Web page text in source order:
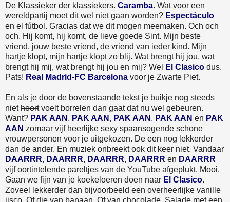
De Klassieker der klassiekers. Caramba. Wat voor een
wereldpartij moet dit wel niet gaan worden? Espectáculo
en el fútbol. Gracias dat we dit mogen meemaken. Och och
och. Hij komt, hij komt, de lieve goede Sint. Mijn beste
vriend, jouw beste vriend, de vriend van ieder kind. Mijn
hartje klopt, mijn hartje klopt zo blij. Wat brengt hij jou, wat
brengt hij mij, wat brengt hij jou en mij? Wel
El Clasico dus.
Pats! Real Madrid-FC Barcelona voor je Zwarte Piet.
En als je door de bovenstaande tekst je buikje nog steeds
niethoortvoelt borrelen dan gaat dat nu wel gebeuren.
Want? PAK AAN , PAK AAN , PAK AAN , PAK AAN en PAK
AAN zomaar vijf heerlijke sexy spaansogende schone
vrouwpersonen voor je uitgekozen. De een nog lekkerder
dan de ander. En muziek onbreekt ook dit keer niet. Vandaar
DAARRR, DAARRR, DAARRR, DAARRR en DAARRR
vijf oortintelende pareltjes van de YouTube afgeplukt. Mooi.
Gaan we fijn van je koekeloeren doen naar El Clasico.
Zoveel lekkerder dan bijvoorbeeld een overheerlijke vanille
ijsco. Of die van banaan. Of van chocolade. Salade met een